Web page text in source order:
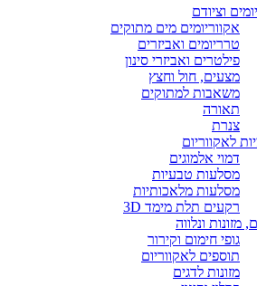
וציודם
אקווריומים מים מתוקים
טרריומים ואביזרים
פילטרים ואביזרי סינון
מצעים, חול וחצץ
משאבות למתוקים
תאורה
צנרת
לאקווריום
דמוי אלמוגים
מסלעות טבעיות
מסלעות מלאכותיות
רקעים תלת מימד 3D
מזונות ונלווה
גופי חימום וקירור
תוספים לאקווריום
מזונות לדגים